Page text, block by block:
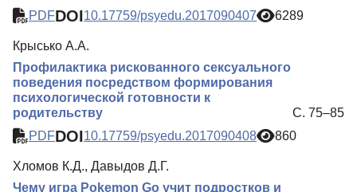
PDFDOI10.17759/psyedu.2017090407 6289
Крысько А.А.
Профилактика рискованного сексуального
поведения посредством формирования
психологической готовности к
родительству
С. 75–85
PDFDOI10.17759/psyedu.2017090408 860
Хломов К.Д., Давыдов Д.Г.
Чему игра Pokemon Go учит подростков и